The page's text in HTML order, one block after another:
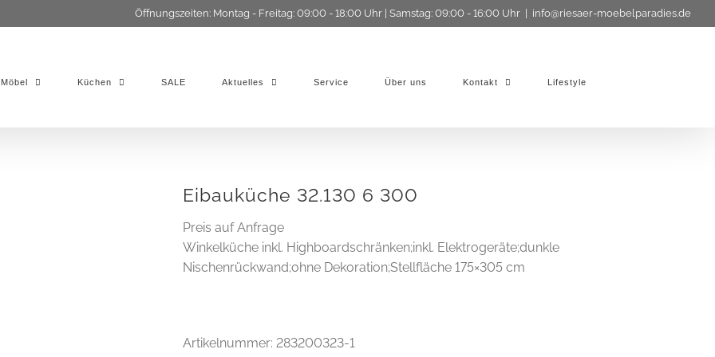
Öffnungszeiten: Montag - Freitag: 09:00 - 18:00 Uhr | Samstag: 09:00 - 16:00 Uhr info@riesaer-moebelparadies.de
Möbel Küchen SALE Aktuelles Service Über uns Kontakt Lifestyle
Eibauküche 32.130 6 300
Preis auf Anfrage
Winkelküche inkl. Highboardschränken;inkl. Elektrogeräte;dunkle
Nischenrückwand;ohne Dekoration;Stellfläche 175×305 cm
Artikelnummer: 283200323-1